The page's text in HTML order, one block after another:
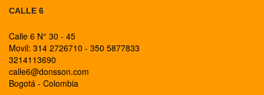
CALLE 6
Calle 6 N° 30 - 45
Movil: 314 2726710 - 350 5877833
3214113690
calle6@donsson.com
Bogotá - Colombia